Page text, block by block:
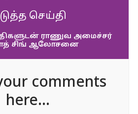
செய்தி
ராணுவ அமைச்சர்
சிங் ஆலோசனை
comments
here...